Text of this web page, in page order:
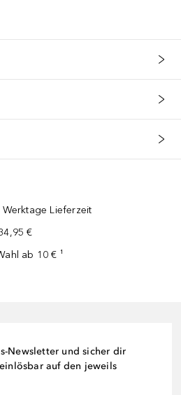
Lieferzeit
€
ab 10 € ¹
Newsletter und sicher dir
auf den jeweils